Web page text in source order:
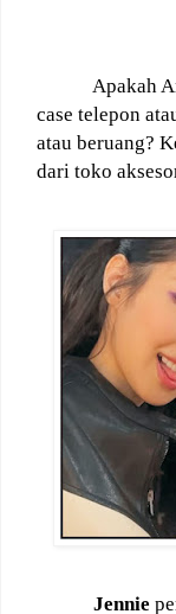
Apakah
case telepon
atau beruang?
dari toko
Jennie